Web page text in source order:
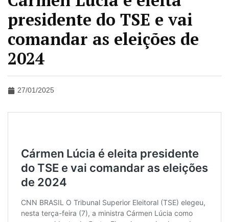
presidente do TSE e vai
comandar as eleições de
2024
27/01/2025